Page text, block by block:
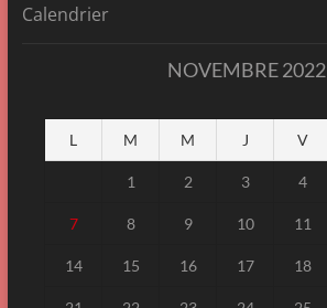
Calendrier
NOVEMBRE 2022
L M M J V
1 2 3 4
7 8 9 10 11
14 15 16 17 18